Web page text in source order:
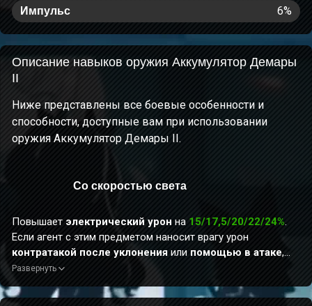
Импульс 6%
Описание навыков оружия Аккумулятор Демары
II
Ниже представлены все боевые особенности и
способности, доступные вам при использовании
оружия Аккумулятор Демары II.
Со скоростью света
Повышает электрический урон на 15/17,5/20/22/24%.
Если агент с этим предметом наносит врагу урон
контратакой после уклонения или помощью в атаке,
его генерация энергии повышается на
18/20,5/23/25/27,5%
в течение 8 сек.
Развернуть